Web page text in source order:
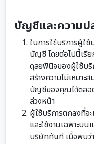
บัญชีและความ
ในการใช้บริการผู้ใ
บัญชี โดยต่อไปนี้เรี
ดุลยพินิจของผู้ใช้บริ
สร้างความไม่เหมา
บัญชีของคุณได้ตลอด
ล่วงหน้า
ผู้ใช้บริการตกลงที่จ
และใช้งานเฉพาะบ
บริษัททันที เมื่อพบว่